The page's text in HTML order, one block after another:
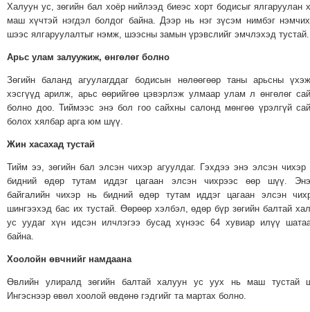
ТОЙРОНД
ЭРГЭН
ТОЙРОНД
ГРАНАТ
ДЭЛБЭРСЭН
ТОЙРОНД
ТӨВСИЙН
ТОДОТГОЛЫН
ЭРГЭН
ТОЙРОНД
ЕРӨНХИЙЛӨГЧИЙН
СОНГУУЛИЙН
ЭРГЭН
Халуун ус, зөгийн бал хоёр нийлээд биеэс хорт бодисыг ялгаруулан
маш хүчтэй нэгдэл болдог байна. Дээр нь нэг зүсэм нимбэг
шээс ялгаруулалтыг нэмж, шээсны замын үрэвслийг эмчлэхэд тустай.
Арьс улам залуужиж, өнгөлөг болно
Зөгийн баланд агуулагддаг бодисын нөлөөгөөр таны арьсны
хэсгүүд арилж, арьс өөрийгөө цэвэрлэж улмаар улам л өнгөлөг
болно доо. Тиймээс энэ бол гоо сайхны салонд мөнгөө үрэлгүй
болох хялбар арга юм шүү.
Жин хасахад тустай
Тийм ээ, зөгийн бал элсэн чихэр агуулдаг. Гэхдээ энэ элсэн чихэр
бидний өдөр тутам иддэг цагаан элсэн чихрээс өөр шүү.
байгалийн чихэр нь бидний өдөр тутам иддэг цагаан элсэн
шингээхэд бас их тустай. Өөрөөр хэлбэл, өдөр бүр зөгийн балтай
ус уудаг хүн идсэн илчлэгээ бусад хүнээс 64 хувиар илүү
байна.
Хоолойн өвчнийг намдаана
Өвлийн улиралд зөгийн балтай халуун ус уух нь маш тустай
Ингэснээр өвөл хоолой өвдөнө гэдгийг та мартах болно.